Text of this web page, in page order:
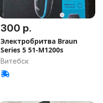
300 р.
Электробритва Braun
Series 5 51-M1200s
Витебск